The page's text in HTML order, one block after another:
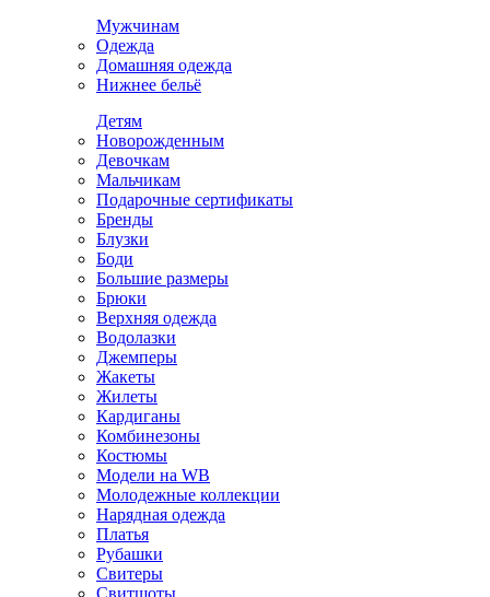
Мужчинам
Одежда
Домашняя одежда
Нижнее бельё
Детям
Новорожденным
Девочкам
Мальчикам
Подарочные сертификаты
Бренды
Блузки
Боди
Большие размеры
Брюки
Верхняя одежда
Водолазки
Джемперы
Жакеты
Жилеты
Кардиганы
Комбинезоны
Костюмы
Модели на WB
Молодежные коллекции
Нарядная одежда
Платья
Рубашки
Свитеры
Свитшоты